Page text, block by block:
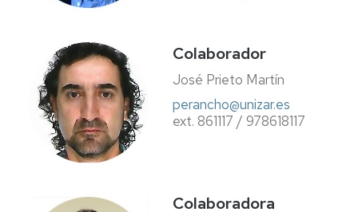
Colaborador
José Prieto Martín
perancho@unizar.es
ext. 861117 / 978618117
Colaboradora